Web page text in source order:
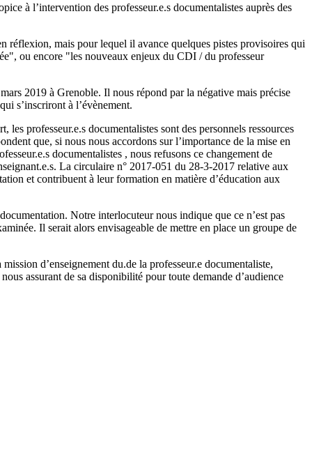
à l’intervention des professeur.e.s documentalistes auprès des
mais pour lequel il avance quelques pistes provisoires qui
ou encore "les nouveaux enjeux du CDI / du professeur
2019 à Grenoble. Il nous répond par la négative mais précise
s’inscriront à l’évènement.
professeur.e.s documentalistes sont des personnels ressources
que, si nous nous accordons sur l’importance de la mise en
documentalistes , nous refusons ce changement de
La circulaire n° 2017-051 du 28-3-2017 relative aux
et contribuent à leur formation en matière d’éducation aux
Notre interlocuteur nous indique que ce n’est pas
Il serait alors envisageable de mettre en place un groupe de
d’enseignement du.de la professeur.e documentaliste,
assurant de sa disponibilité pour toute demande d’audience